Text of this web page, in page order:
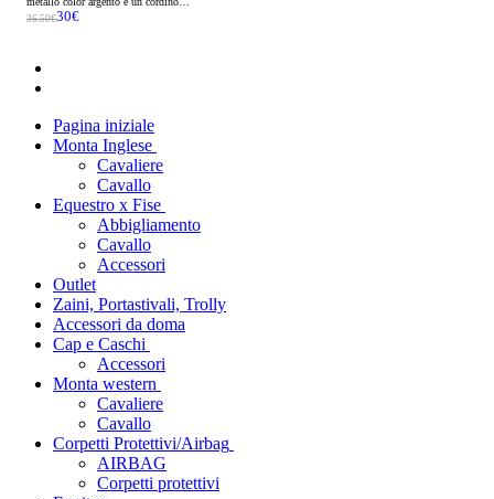
decorativo luccicante.
36.50€30€
Pagina iniziale
Monta Inglese
Cavaliere
Cavallo
Equestro x Fise
Abbigliamento
Cavallo
Accessori
Outlet
Zaini, Portastivali, Trolly
Accessori da doma
Cap e Caschi
Accessori
Monta western
Cavaliere
Cavallo
Corpetti Protettivi/Airbag
AIRBAG
Corpetti protettivi